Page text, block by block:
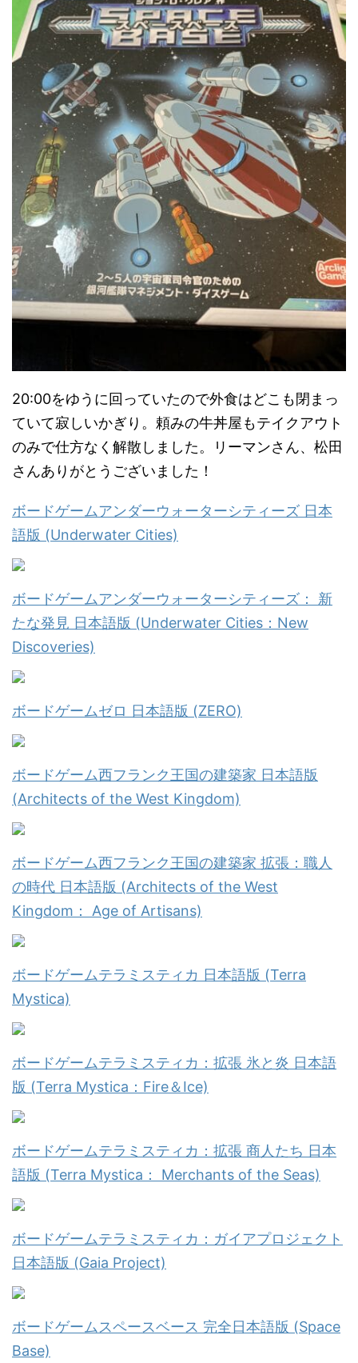
20:00をゆうに回っていたので外食はどこも閉まっ
ていて寂しいかぎり。頼みの牛丼屋もテイクアウト
のみで仕方なく解散しました。リーマンさん、松田
さんありがとうございました！
ボードゲームアンダーウォーターシティーズ 日本
語版 (Underwater Cities)
ボードゲームアンダーウォーターシティーズ： 新
たな発見 日本語版 (Underwater Cities：New
Discoveries)
ボードゲームゼロ 日本語版 (ZERO)
ボードゲーム西フランク王国の建築家 日本語版
(Architects of the West Kingdom)
ボードゲーム西フランク王国の建築家 拡張：職人
の時代 日本語版 (Architects of the West
Kingdom： Age of Artisans)
ボードゲームテラミスティカ 日本語版 (Terra
Mystica)
ボードゲームテラミスティカ：拡張 氷と炎 日本語
版 (Terra Mystica：Fire＆Ice)
ボードゲームテラミスティカ：拡張 商人たち 日本
語版 (Terra Mystica： Merchants of the Seas)
ボードゲームテラミスティカ：ガイアプロジェクト
日本語版 (Gaia Project)
ボードゲームスペースベース 完全日本語版 (Space
Base)